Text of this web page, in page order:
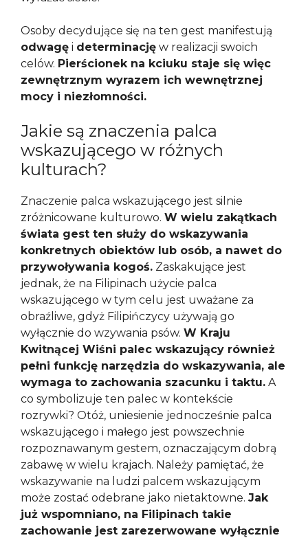
Osoby decydujące się na ten gest manifestują
odwagę i determinację w realizacji swoich
celów. Pierścionek na kciuku staje się więc
zewnętrznym wyrazem ich wewnętrznej
mocy i niezłomności.
Jakie są znaczenia palca
wskazującego w różnych
kulturach?
Znaczenie palca wskazującego jest silnie
zróżnicowane kulturowo. W wielu zakątkach
świata gest ten służy do wskazywania
konkretnych obiektów lub osób, a nawet do
przywoływania kogoś. Zaskakujące jest
jednak, że na Filipinach użycie palca
wskazującego w tym celu jest uważane za
obraźliwe, gdyż Filipińczycy używają go
wyłącznie do wzywania psów. W Kraju
Kwitnącej Wiśni palec wskazujący również
pełni funkcję narzędzia do wskazywania, ale
wymaga to zachowania szacunku i taktu. A
co symbolizuje ten palec w kontekście
rozrywki? Otóż, uniesienie jednocześnie palca
wskazującego i małego jest powszechnie
rozpoznawanym gestem, oznaczającym dobrą
zabawę w wielu krajach. Należy pamiętać, że
wskazywanie na ludzi palcem wskazującym
może zostać odebrane jako nietaktowne. Jak
już wspomniano, na Filipinach takie
zachowanie jest zarezerwowane wyłącznie